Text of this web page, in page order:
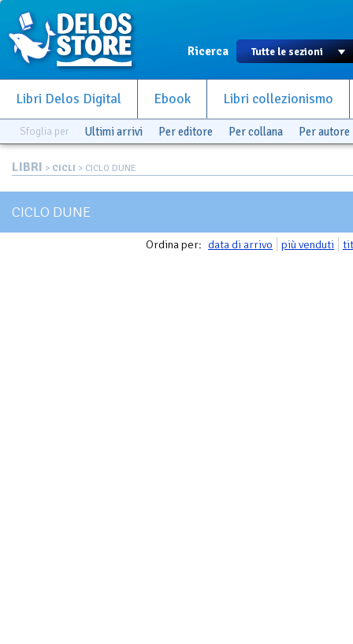
Ricerca
Libri Delos Digital Ebook Libri collezionismo
Sfoglia per Ultimi arrivi Per editore Per collana Per autore
LIBRI > CICLI > CICLO DUNE
CICLO DUNE
Ordina per: data di arrivo più venduti